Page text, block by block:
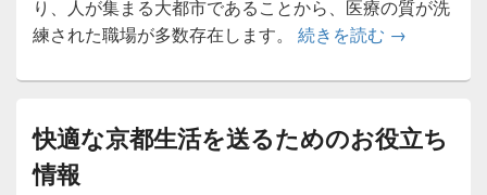
り、人が集まる大都市であることから、医療の質が洗
練された職場が多数存在します。 続きを読む 京都におけ
→
快適な京都生活を送るためのお役立ち
情報